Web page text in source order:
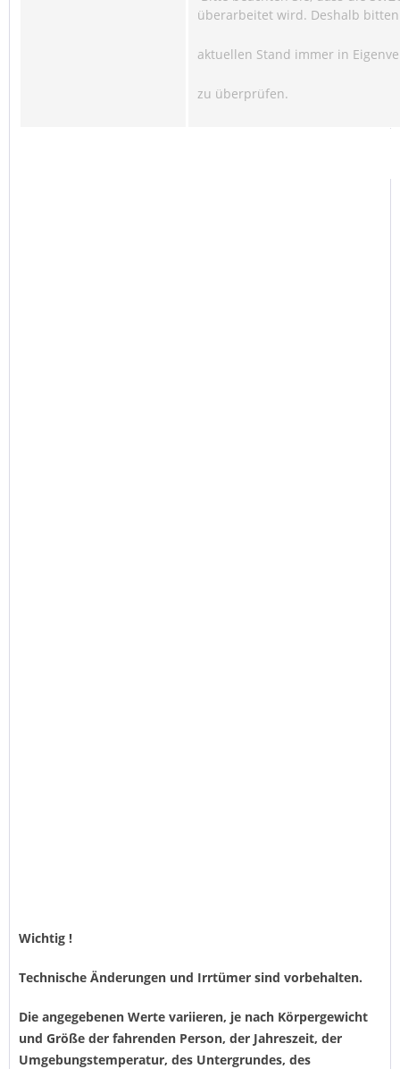
überarbeitet wird. Deshalb
aktuellen Stand immer in
zu überprüfen.
Wichtig !
Technische Änderungen und Irrtümer sind vorbehalten.
Die angegebenen Werte variieren, je nach Körpergewicht
und Größe der fahrenden Person, der Jahreszeit, der
Umgebungstemperatur, des Untergrundes, des